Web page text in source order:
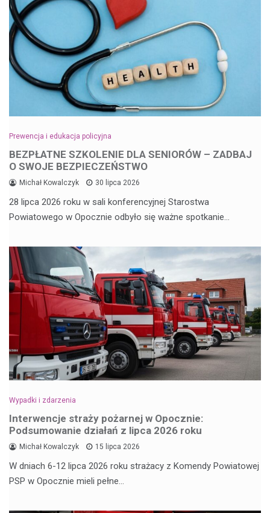
Prewencja i edukacja policyjna
BEZPŁATNE SZKOLENIE DLA SENIORÓW – ZADBAJ
O SWOJE BEZPIECZEŃSTWO
Michał Kowalczyk 30 lipca 2026
28 lipca 2026 roku w sali konferencyjnej Starostwa
Powiatowego w Opocznie odbyło się ważne spotkanie…
Wypadki i zdarzenia
Interwencje straży pożarnej w Opocznie:
Podsumowanie działań z lipca 2026 roku
Michał Kowalczyk 15 lipca 2026
W dniach 6-12 lipca 2026 roku strażacy z Komendy Powiatowej
PSP w Opocznie mieli pełne…